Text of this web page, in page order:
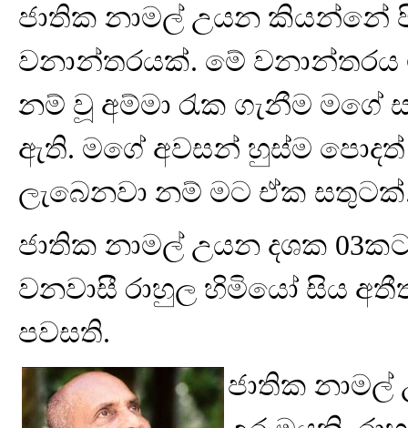
ජාතික නාමල් උයන කියන්නේ
වනාන්තරයක්. මේ වනාන්තරය
නම් වූ අම්මා රැක ගැනීම මගේ
ඇති. මගේ අවසන් හුස්ම
ලැබෙනවා නම් මට ඒක
ජාතික නාමල් උයන දශක
වනවාසී රාහුල හිමියෝ සිය
පවසති.
ජාතික නාමල්